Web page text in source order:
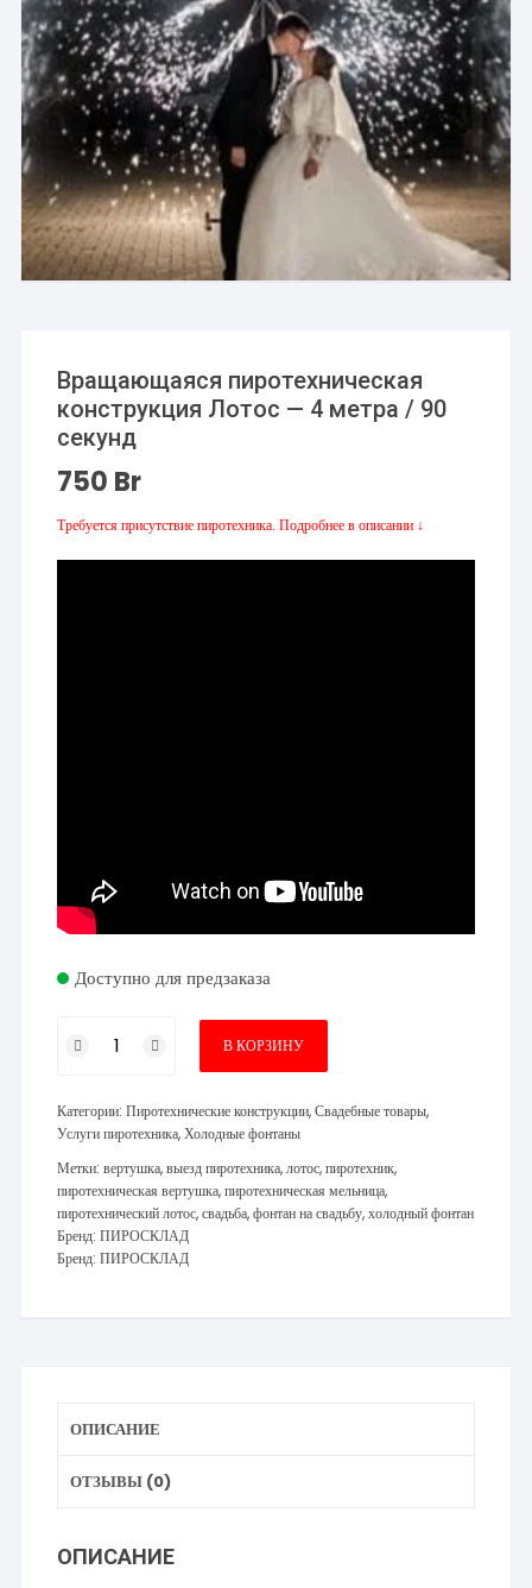
Вращающаяся пиротехническая
конструкция Лотос — 4 метра / 90
секунд
750 Br
Требуется присутствие пиротехника. Подробнее в описании ↓
Доступно для предзаказа
товара
пиротехническая
конструкция
Лотос
-
4
метра
В КОРЗИНУ
Категории:Пиротехнические конструкции,Свадебные товары,
Услуги пиротехника,Холодные фонтаны
Метки:вертушка,выезд пиротехника,лотос,пиротехник,
пиротехническая вертушка,пиротехническая мельница,
пиротехнический лотос,свадьба,фонтан на свадьбу,холодный фонтан
Бренд:ПИРОСКЛАД
Бренд:ПИРОСКЛАД
ОПИСАНИЕ
ОТЗЫВЫ (0)
ОПИСАНИЕ